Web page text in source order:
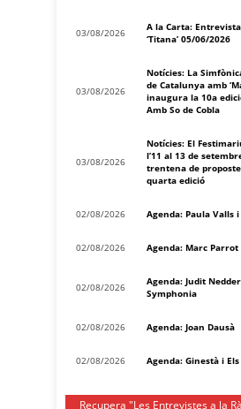
03/08/2026
A la Carta:
‘Titana’ 05/06/2026
03/08/2026
Notícies: La
de Catalunya amb
inaugura la 10a
Amb So de Cobla
03/08/2026
Notícies: El
l’11 al 13 de
trentena de
quarta edició
02/08/2026 Agenda: Paula Valls
02/08/2026 Agenda: Marc
02/08/2026
Agenda: Judit
Symphonia
02/08/2026 Agenda: Joan Dausà
02/08/2026 Agenda: Ginestà i
Recupera "Les Entrevistes a la